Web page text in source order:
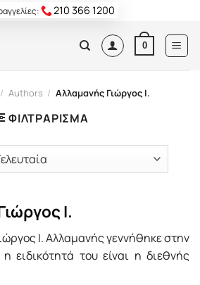
210 366 1200
0
/ Authors / Αλλαμανής Γιώργος Ι.
ΦΙΛΤΡΆΡΙΣΜΑ
Ι.
Ι. Αλλαμανής γεννήθηκε στην
ειδικότητά του είναι η διεθνής